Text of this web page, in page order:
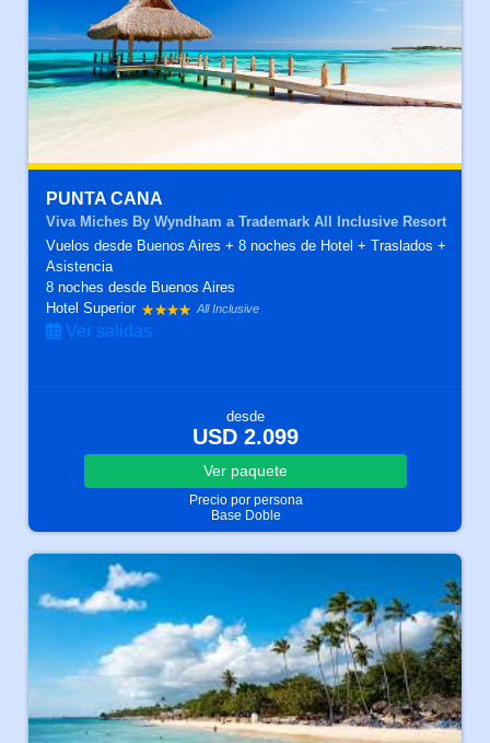
PUNTA CANA
Viva Miches By Wyndham a Trademark All Inclusive Resort
Vuelos desde Buenos Aires + 8 noches de Hotel + Traslados +
Asistencia
8 nochesdesde Buenos Aires
Hotel Superior
All Inclusive
Ver salidas
desde
USD 2.099
Ver paquete
Precio por persona
Base Doble